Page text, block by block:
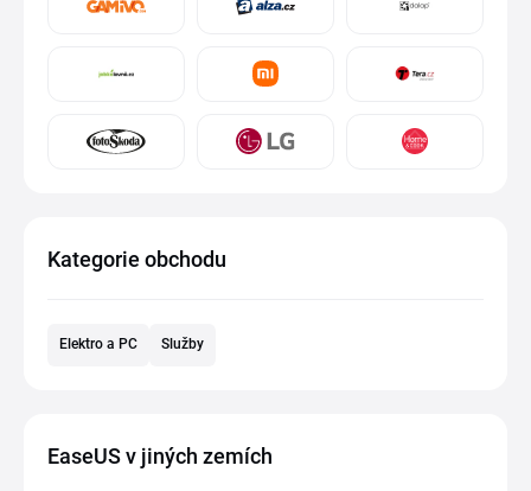
Kategorie obchodu
Elektro a PC Služby
EaseUS v jiných zemích